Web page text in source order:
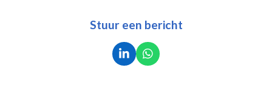
Stuur een bericht
L
i
W
h